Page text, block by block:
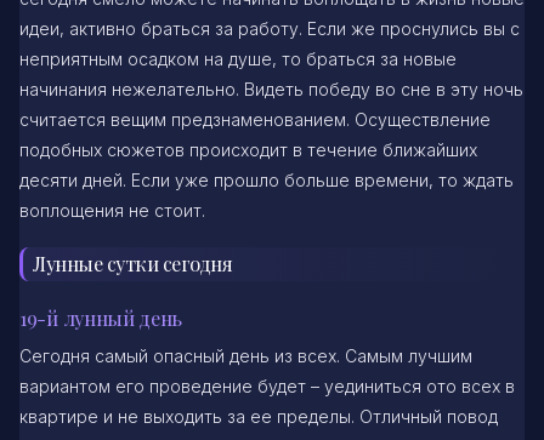
идеи, активно браться за работу. Если же проснулись вы с
неприятным осадком на душе, то браться за новые
начинания нежелательно. Видеть победу во сне в эту ночь
считается вещим предзнаменованием. Осуществление
подобных сюжетов происходит в течение ближайших
десяти дней. Если уже прошло больше времени, то ждать
воплощения не стоит.
Лунные сутки сегодня
19-й лунный день
Сегодня самый опасный день из всех. Самым лучшим
вариантом его проведение будет – уединиться ото всех в
квартире и не выходить за ее пределы. Отличный повод